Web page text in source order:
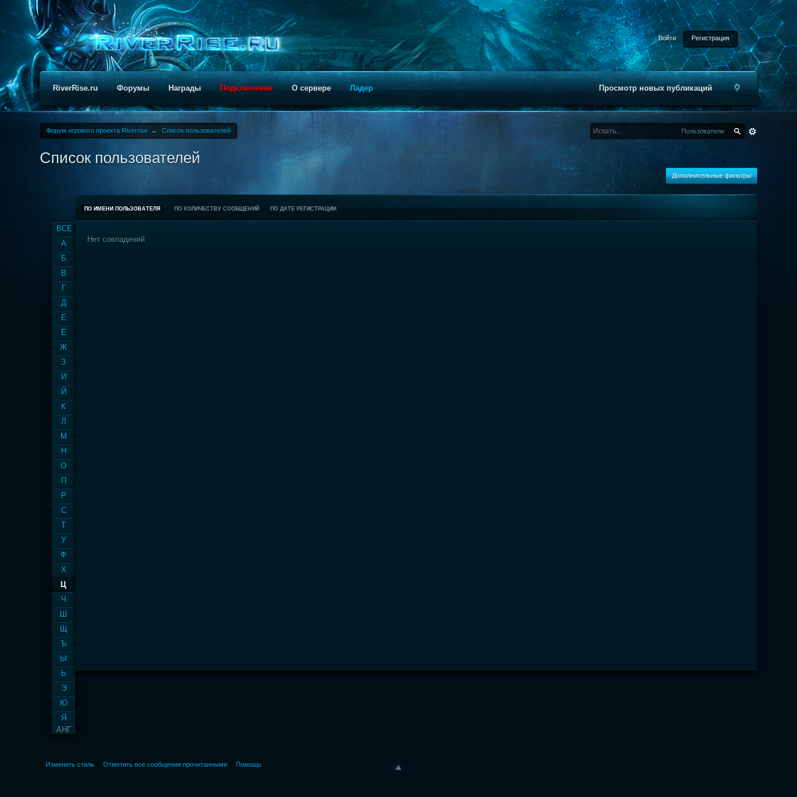
Войти Регистрация
Просмотр новых публикаций
RiverRise.ru Форумы Награды Подключение О сервере Ладер
Форум игрового проекта Riverrise → Список пользователей Пользователи
Список пользователей
Дополнительные фильтры
ВСЕ
А
Б
В
Г
Д
Е
Ё
Ж
З
И
Й
К
Л
М
Н
О
П
Р
С
Т
У
Ф
Х
Ц
Ч
Ш
Щ
Ъ
Ы
Ь
Э
Ю
Я
АНГ
ПО ИМЕНИ ПОЛЬЗОВАТЕЛЯ ПО КОЛИЧЕСТВУ СООБЩЕНИЙ ПО ДАТЕ РЕГИСТРАЦИИ
Нет совпадений
Изменить стиль Отметить все сообщения прочитанными Помощь